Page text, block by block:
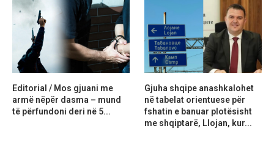
Editorial / Mos gjuani me
armë nëpër dasma – mund
të përfundoni deri në 5...
Gjuha shqipe anashkalohet
në tabelat orientuese për
fshatin e banuar plotësisht
me shqiptarë, Llojan, kur...